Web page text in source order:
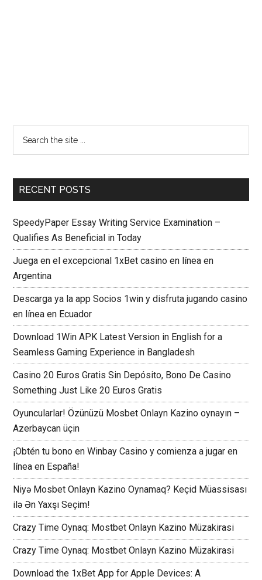
RECENT POSTS
SpeedyPaper Essay Writing Service Examination –
Qualifies As Beneficial in Today
Juega en el excepcional 1xBet casino en línea en
Argentina
Descarga ya la app Socios 1win y disfruta jugando casino
en línea en Ecuador
Download 1Win APK Latest Version in English for a
Seamless Gaming Experience in Bangladesh
Casino 20 Euros Gratis Sin Depósito, Bono De Casino
Something Just Like 20 Euros Gratis
Oyuncularlar! Özünüzü Mosbet Onlayn Kazino oynayın –
Azerbaycan üçin
¡Obtén tu bono en Winbay Casino y comienza a jugar en
línea en España!
Niyə Mosbet Onlayn Kazino Oynamaq? Keçid Müassisası
ilə Ən Yaxşı Seçim!
Crazy Time Oynaq: Mostbet Onlayn Kazino Müzakirasi
Crazy Time Oynaq: Mostbet Onlayn Kazino Müzakirasi
Download the 1xBet App for Apple Devices: A